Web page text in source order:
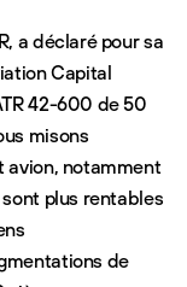
a déclaré pour sa
Capital
42-600 de 50
misons
avion, notamment
plus rentables
de